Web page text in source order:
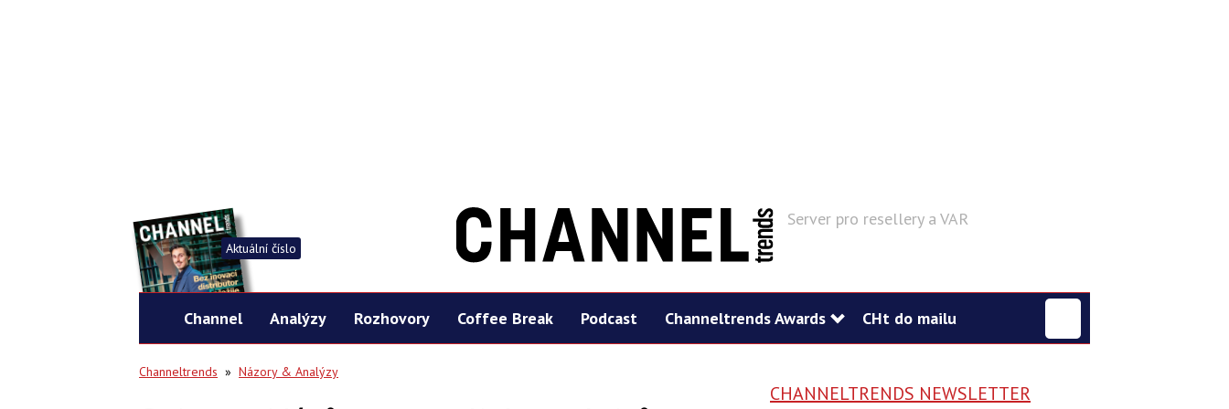
Aktuální číslo
Server pro resellery a VAR
Channel Analýzy Rozhovory Coffee Break Podcast Channeltrends Awards CHt do mailu
Channeltrends » Názory & Analýzy
CHANNELTRENDS NEWSLETTER